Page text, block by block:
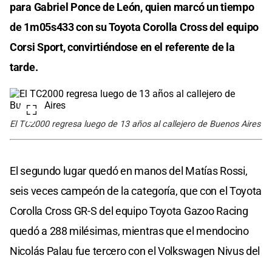
para Gabriel Ponce de León, quien marcó un tiempo
de 1m05s433 con su Toyota Corolla Cross del equipo
Corsi Sport, convirtiéndose en el referente de la
tarde.
El TC2000 regresa luego de 13 años al callejero de Buenos Aires
El segundo lugar quedó en manos del Matías Rossi,
seis veces campeón de la categoría, que con el Toyota
Corolla Cross GR-S del equipo Toyota Gazoo Racing
quedó a 288 milésimas, mientras que el mendocino
Nicolás Palau fue tercero con el Volkswagen Nivus del